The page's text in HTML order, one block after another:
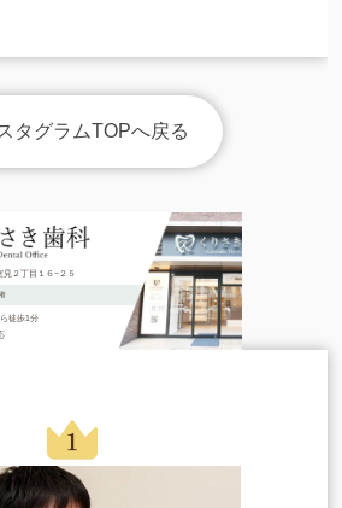
タグラムTOPへ戻る
見２丁目１６−２５
徒歩1分